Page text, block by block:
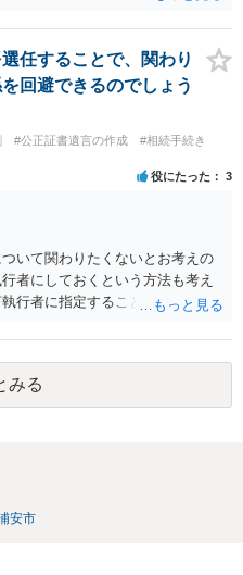
任することで、関わり
回避できるのでしょう
#公正証書遺言の作成
#相続手続き
役にたった 3
いて関わりたくないとお考えの
者にしておくという方法も考え
行者に指定することもできます
う方法もあります。 一度、弁護
たします。
みる
安市